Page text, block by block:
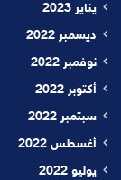
يناير 2023
ديسمبر 2022
نوفمبر 2022
أكتوبر 2022
سبتمبر 2022
أغسطس 2022
يوليو 2022